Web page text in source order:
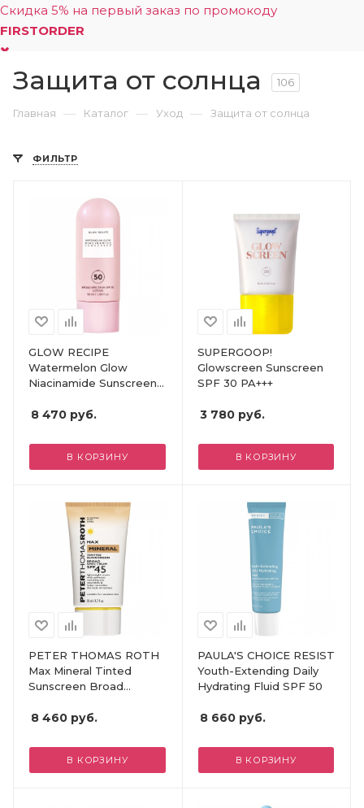
Скидка 5% на первый заказ по промокоду
FIRSTORDER
Защита от солнца 106
Главная — Каталог — Уход — Защита от солнца
ФИЛЬТР
GLOW RECIPE
Watermelon Glow
Niacinamide Sunscreen
8 470 руб.
В КОРЗИНУ
SUPERGOOP!
Glowscreen Sunscreen
SPF 30 PA+++
3 780руб.
В КОРЗИНУ
PETER THOMAS ROTH
Max Mineral Tinted
Sunscreen Broad
8 460 руб.
В КОРЗИНУ
PAULA'S CHOICE RESIST
Youth-Extending Daily
Hydrating Fluid SPF 50
8 660руб.
В КОРЗИНУ